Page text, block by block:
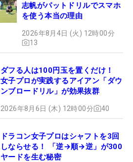
志帆がパットドリルでスマホ
を使う本当の理由
2026年8月4日 (火) 12時00分
13
ダフる人は100円玉を置くだけ！
女子プロが実践するアイアン「ダウ
ンブロードリル」が効果抜群
2026年8月6日 (木) 12時00分 40
ドラコン女子プロはシャフトを3回
しならせる！ 「逆→順→逆」が300
ヤードを生む秘密